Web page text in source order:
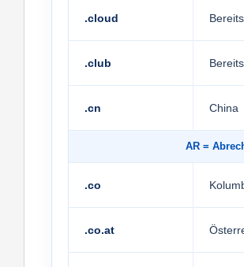
.cloud
.club
.cn China
AR =
.co
.co.at